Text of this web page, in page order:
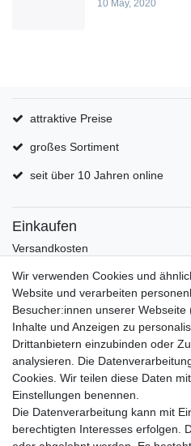
10 May, 2020
attraktive Preise
großes Sortiment
seit über 10 Jahren online
Einkaufen
Versandkosten
Hilfe
Informationen
Batterieverordnung
Über uns
Garantie Paella/Allgrill
Garantie Autohome
Newsletter
Wir verwenden Cookies und
Website und verarbeiten
Besucher:innen unserer Webseite
Inhalte und Anzeigen zu
Drittanbietern einzubinden oder
analysieren. Die
Cookies. Wir teilen diese Daten
Einstellungen benennen.
Die Datenverarbeitung kann mit
berechtigten Interesses erfolgen.